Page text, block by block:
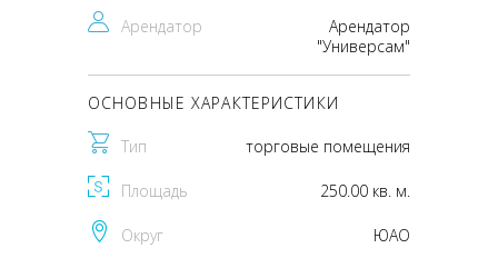
Арендатор
Арендатор
"Универсам"
ОСНОВНЫЕ ХАРАКТЕРИСТИКИ
Тип торговые помещения
Площадь 250.00 кв. м.
Округ ЮАО